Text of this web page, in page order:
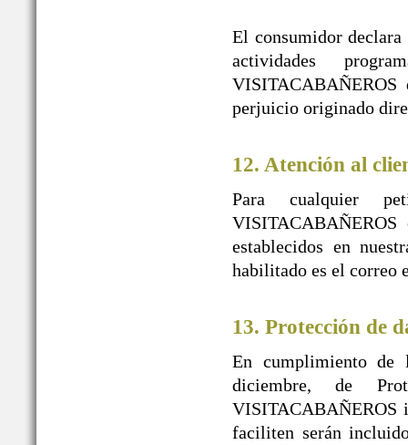
El consumidor
actividades
VISITACABAÑEROS
perjuicio originado
12. Atención al
Para cualquier
establecidos en
habilitado es el correo
13. Protección de
En cumplimiento de
diciembre, de
VISITACABAÑEROS
faciliten serán